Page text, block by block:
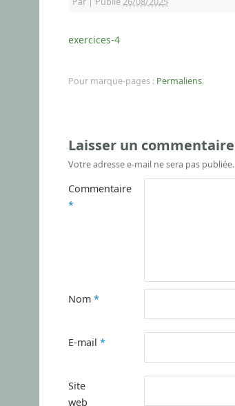
exercices-4
Pour marque-pages : Permaliens.
Laisser un commentaire
Votre adresse e-mail ne sera pas publiée.
Commentaire
*
Nom *
E-mail *
Site
web